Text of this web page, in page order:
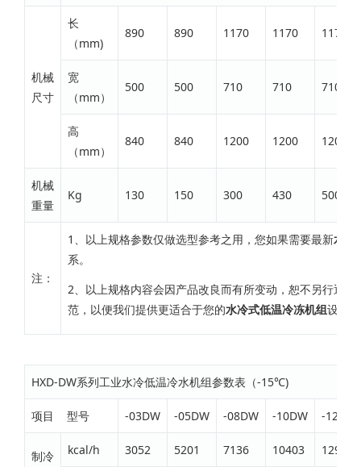
机械
尺寸
长
（mm)
890 890 1170 1170 1170
宽
（mm）
500 500 710 710 710
高
（mm）
840 840 1200 1200 1200
机械
重量
Kg 130 150 300 430 500
注：
1、以上规格参数仅做选型参考之用，您如果需要最新水冷
系。
2、以上规格内容会因产品改良而有所变动，恕不另行通
范，以便我们提供更适合于您的水冷式低温冷冻机组设备。
HXD-DW系列工业水冷低温冷水机组参数表（-15℃)
项目 型号 -03DW -05DW -08DW -10DW -12DW
制冷
kcal/h 3052 5201 7136 10403 12982